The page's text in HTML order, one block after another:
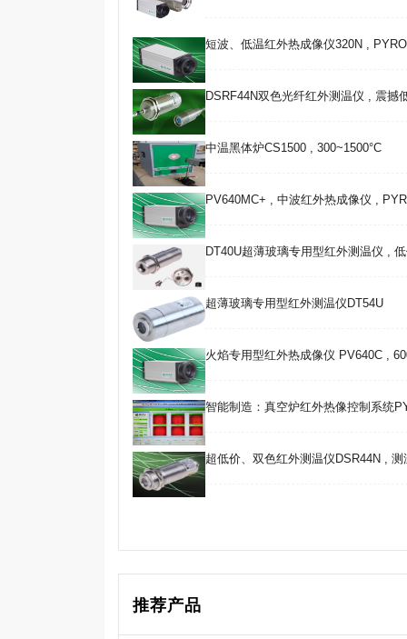
短波、低温红外热成像仪320N ,
DSRF44N双色光纤红外测温仪 , 震撼
中温黑体炉CS1500 , 300~1500°C
PV640MC+ , 中波红外热成像仪 ,
DT40U超薄玻璃专用型红外测温仪 ,
超薄玻璃专用型红外测温仪DT54U
火焰专用型红外热成像仪 PV640C ,
智能制造：真空炉红外热像控制系统
超低价、双色红外测温仪DSR44N , 测
推荐产品